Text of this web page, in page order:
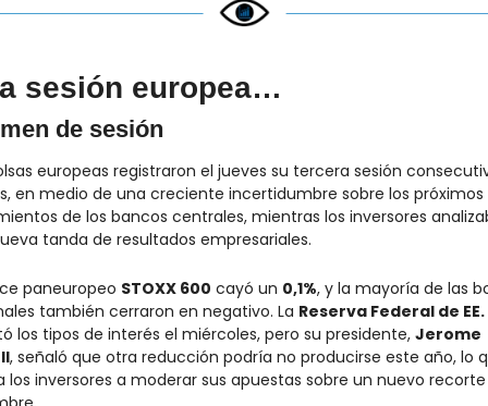
sesión europea…
de sesión
europeas registraron el jueves su tercera sesión
en medio de una creciente incertidumbre sobre los próximos
de los bancos centrales, mientras los inversores
tanda de resultados empresariales.
paneuropeo STOXX 600 cayó un 0,1%, y la mayoría de las
también cerraron en negativo. La Reserva Federal de EE.
los tipos de interés el miércoles, pero su presidente, Jerome
, señaló que otra reducción podría no producirse este año, lo
los inversores a moderar sus apuestas sobre un nuevo